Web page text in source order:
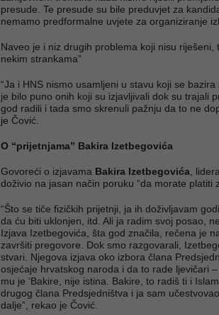
presude. Te presude su bile preduvjet za
nemamo predformalne uvjete za organiziranje
Naveo je i niz drugih problema koji nisu riješeni,
nekim strankama”
“Ja i HNS nismo usamljeni u stavu koji se
je bilo puno onih koji su izjavljivali dok su trajali
god radili i tada smo skrenuli pažnju da to ne
je Čović.
O “prijetnjama” Bakira Izetbegovića
Govoreći o izjavama Bakira Izetbegovića ,
doživio na jasan način poruku “da morate platiti
“Što se tiče fizičkih prijetnji, ja ih doživljavam
da ću biti uklonjen, itd. Ali ja radim svoj posao,
Izjava Izetbegovića, šta god značila, rečena je
završiti pregovore. Dok smo razgovarali,
stvari. Njegova izjava oko izbora člana
osjećaje hrvatskog naroda i da to rade ljevičari
mu je ‘Bakire, nije istina. Bakire, to radiš ti i
drugog člana Predsjedništva i ja sam
dalje”, rekao je Čović.